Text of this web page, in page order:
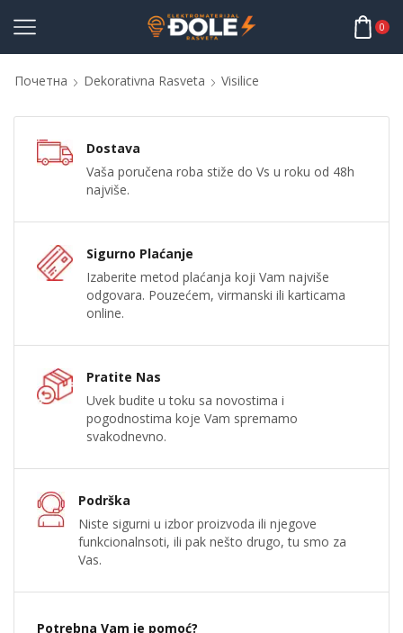
0
Почетна Dekorativna Rasveta Visilice
Dostava
Vaša poručena roba stiže do Vs u roku od 48h
najviše.
Sigurno Plaćanje
Izaberite metod plaćanja koji Vam najviše
odgovara. Pouzećem, virmanski ili karticama
online.
Pratite Nas
Uvek budite u toku sa novostima i
pogodnostima koje Vam spremamo
svakodnevno.
Podrška
Niste sigurni u izbor proizvoda ili njegove
funkcionalnsoti, ili pak nešto drugo, tu smo za
Vas.
Potrebna Vam je pomoć?